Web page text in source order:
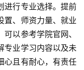
进行专业选择。提前
置、师资力量、就业
以参考学院官网、
专业学习内容以及未
心且有耐心，有责任